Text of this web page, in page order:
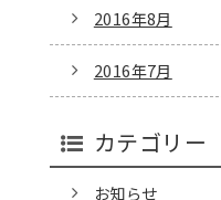
2016年8月
2016年7月
カテゴリー
お知らせ